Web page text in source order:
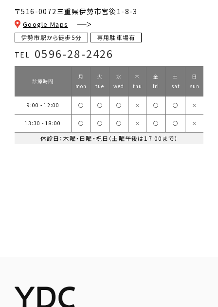
〒516-0072 三重県伊勢市宮後1-8-3
Google Maps
伊勢市駅から徒歩5分 専用駐車場有
TEL 0596-28-2426
診療時間
月
mon
火
tue
水
wed
木
thu
金
fri
土
sat
日
sun
9:00 - 12:00 ◯ ◯ ◯ ✕ ◯ ◯ ✕
13:30 - 18:00 ◯ ◯ ◯ ✕ ◯ ◯ ✕
休診日：木曜・日曜・祝日（土曜午後は17:00まで）